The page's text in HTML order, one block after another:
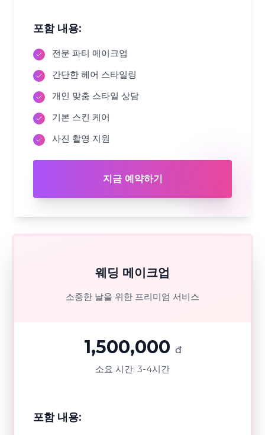
포함 내용:
전문 파티 메이크업
간단한 헤어 스타일링
개인 맞춤 스타일 상담
기본 스킨 케어
사진 촬영 지원
지금 예약하기
웨딩 메이크업
소중한 날을 위한 프리미엄 서비스
1,500,000 đ
소요 시간: 3-4시간
포함 내용: